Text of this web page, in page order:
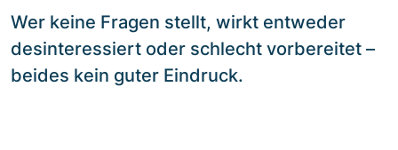
Wer keine Fragen stellt, wirkt entweder
desinteressiert oder schlecht vorbereitet –
beides kein guter Eindruck.